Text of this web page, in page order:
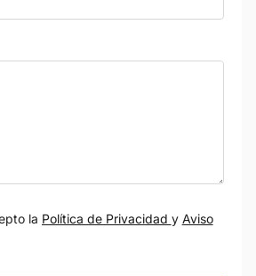
la Política de Privacidad y Aviso